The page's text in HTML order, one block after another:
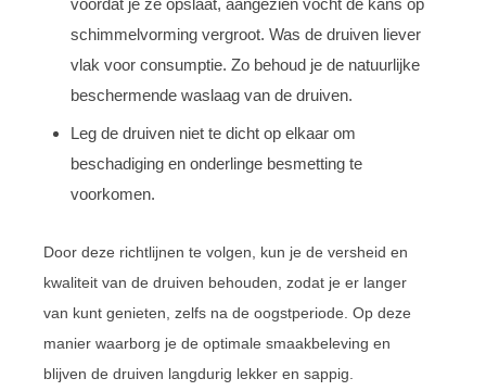
schimmelvorming vergroot. Was de druiven liever
vlak voor consumptie. Zo behoud je de natuurlijke
beschermende waslaag van de druiven.
Leg de druiven niet te dicht op elkaar om
beschadiging en onderlinge besmetting te
voorkomen.
Door deze richtlijnen te volgen, kun je de versheid en
kwaliteit van de druiven behouden, zodat je er langer
van kunt genieten, zelfs na de oogstperiode. Op deze
manier waarborg je de optimale smaakbeleving en
blijven de druiven langdurig lekker en sappig.